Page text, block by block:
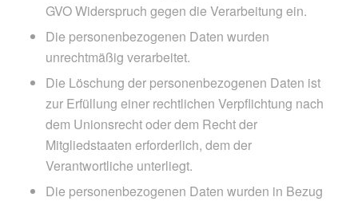
GVO Widerspruch gegen die Verarbeitung ein.
Die personenbezogenen Daten wurden
unrechtmäßig verarbeitet.
Die Löschung der personenbezogenen Daten ist
zur Erfüllung einer rechtlichen Verpflichtung nach
dem Unionsrecht oder dem Recht der
Mitgliedstaaten erforderlich, dem der
Verantwortliche unterliegt.
Die personenbezogenen Daten wurden in Bezug